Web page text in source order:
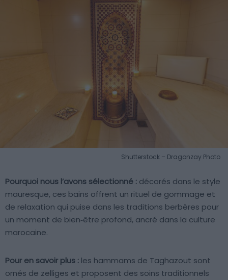
Shutterstock – Dragonzay Photo
Pourquoi nous l’avons sélectionné : décorés dans le style
mauresque, ces bains offrent un rituel de gommage et
de relaxation qui puise dans les traditions berbères pour
un moment de bien‑être profond, ancré dans la culture
marocaine.
Pour en savoir plus : les hammams de Taghazout sont
ornés de zelliges et proposent des soins traditionnels